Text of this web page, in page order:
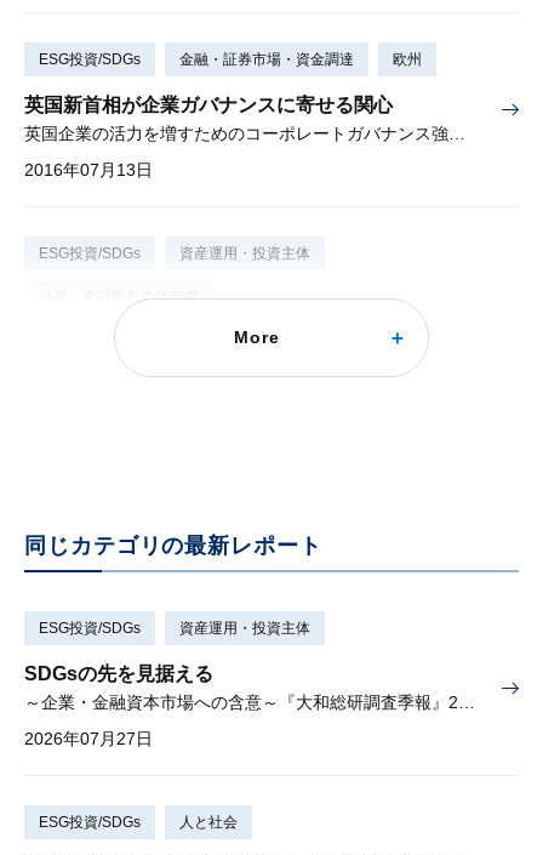
ESG投資/SDGs 金融・証券市場・資金調達 欧州
英国新首相が企業ガバナンスに寄せる関心
2016年07月13日
ESG投資/SDGs 資産運用・投資主体
証券・金融取引の法制度
企業と投資家の対話：何をどう話すか？
日本のフォローアップ会議の動向と米英における対話状況
More
同じカテゴリの最新レポート
ESG投資/SDGs 資産運用・投資主体
SDGsの先を見据える
2026年07月27日
ESG投資/SDGs 人と社会